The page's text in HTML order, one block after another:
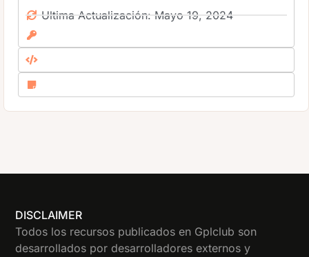
Ultima Actualización: Mayo 19, 2024
DISCLAIMER
Todos los recursos publicados en Gplclub son
desarrollados por desarrolladores externos y